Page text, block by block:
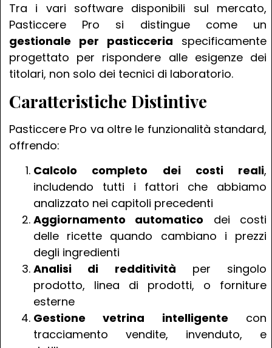
Tra i vari software disponibili sul mercato,
Pasticcere Pro si distingue come un
gestionale per pasticceria specificamente
progettato per rispondere alle esigenze dei
titolari, non solo dei tecnici di laboratorio.
Caratteristiche Distintive
Pasticcere Pro va oltre le funzionalità standard,
offrendo:
Calcolo completo dei costi reali,
includendo tutti i fattori che abbiamo
analizzato nei capitoli precedenti
Aggiornamento automatico dei costi
delle ricette quando cambiano i prezzi
degli ingredienti
Analisi di redditività per singolo
prodotto, linea di prodotti, o forniture
esterne
Gestione vetrina intelligente con
tracciamento vendite, invenduto, e